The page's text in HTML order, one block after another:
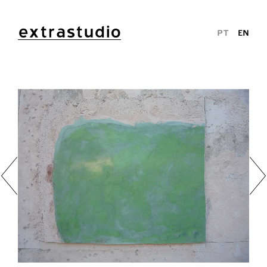
extrastudio PT EN